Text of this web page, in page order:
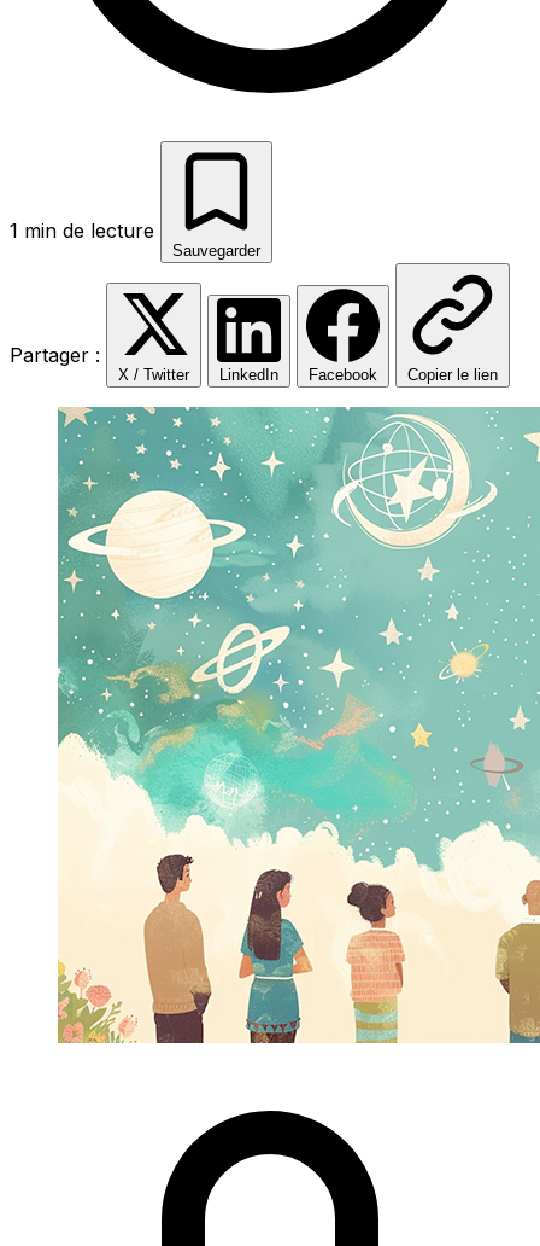
1 min de lecture
Sauvegarder
Partager :
X / Twitter LinkedIn Facebook Copier le lien